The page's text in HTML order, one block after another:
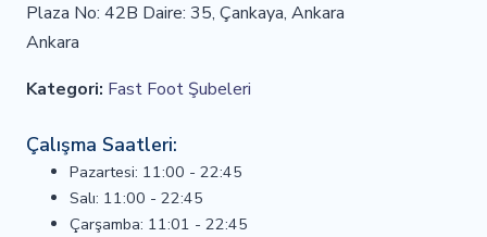
Plaza No: 42B Daire: 35, Çankaya, Ankara
Ankara
Kategori: Fast Foot Şubeleri
Çalışma Saatleri:
Pazartesi: 11:00 - 22:45
Salı: 11:00 - 22:45
Çarşamba: 11:01 - 22:45